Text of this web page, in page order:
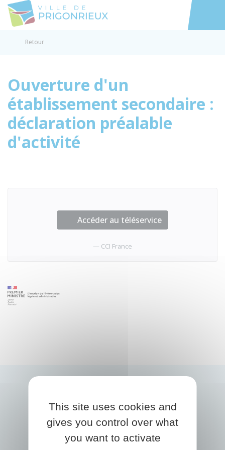
Accéder
Retour
Ouverture d'un
établissement secondaire :
déclaration préalable
d'activité
Accéder au téléservice
CCI France
This site uses cookies and
gives you control over what
you want to activate